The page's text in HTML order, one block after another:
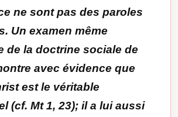
ne sont pas des paroles
Un examen même
de la doctrine sociale de
avec évidence que
est le véritable
(cf. Mt 1, 23); il a lui aussi